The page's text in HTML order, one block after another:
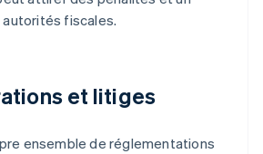
fiscales.
et litiges
ensemble de réglementations